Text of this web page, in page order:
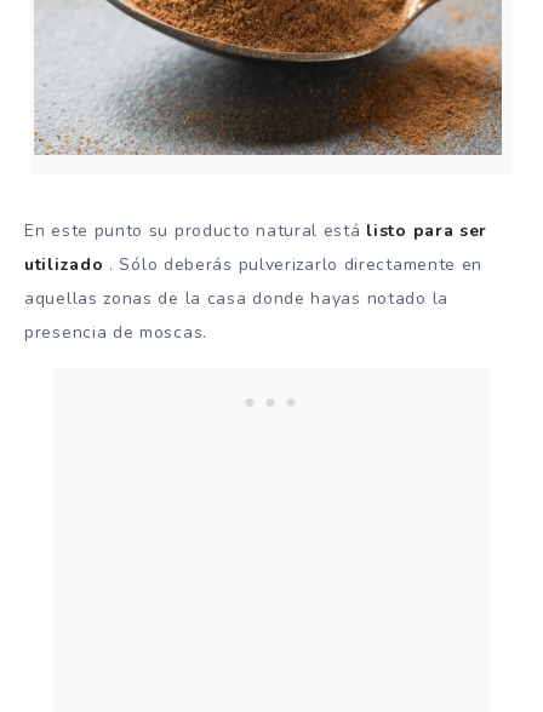
En este punto su producto natural está listo para ser
utilizado . Sólo deberás pulverizarlo directamente en
aquellas zonas de la casa donde hayas notado la
presencia de moscas.